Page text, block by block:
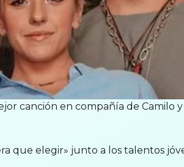
canción en compañía de Camilo
que elegir» junto a los talentos